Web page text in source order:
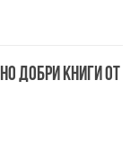
добри книги от